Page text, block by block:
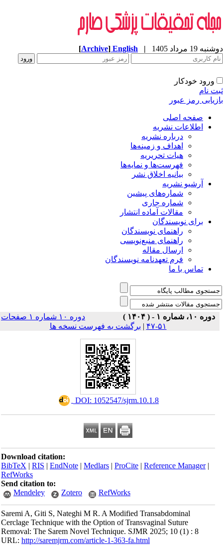
19 مرداد 1405 |
English
[Archive]
ورود خودکار
نام
رمز عبور
صفحه اصلی
اطلاعات نشریه
درباره نشریه
اهداف و زمینه‌ها
هیات تحریریه
فهرست‌ها و نمایه‌ها
بیانیه اخلاق نشر
آرشیو نشریه
شماره‌های پیشین
شماره جاری
مقالات آماده انتشار
برای نویسندگان
راهنمای نویسندگان
راهنمای منبع‌نویسی
ارسال مقاله
فرم تعهدنامه نویسندگان
تماس با ما
دوره ۱۰، شماره ۱ - ( ۱۴۰۴ )
دوره ۱۰ شماره ۱ صفحات
۵۱-۴۷
|برگشت به فهرست نسخه ها
‎ DOI: 1052547/sjrm.10.1.8
Download citation:
BibTeX|RIS|EndNote|Medlars|ProCite|Reference Manager
RefWorks
Send citation to:
Mendeley
Zotero RefWorks
Saremi A, Giti S, Nateghi M R. A Modified Transabdominal
Cerclage Technique with the Option of Transvaginal Suture
Removal: The Sarem Novel Technique. SJMR 2025; 10 (1) : 8
URL:http://saremjrm.com/article-1-363-fa.html